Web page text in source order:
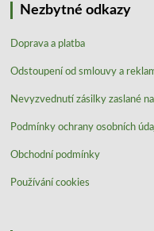
Nezbytné odkazy
Doprava a platba
Odstoupení od smlouvy a
Nevyzvednutí zásilky zaslané
Podmínky ochrany osobních
Obchodní podmínky
Používání cookies